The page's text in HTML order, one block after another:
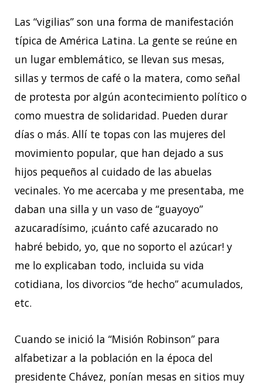
Las “vigilias” son una forma de manifestación
típica de América Latina. La gente se reúne en
un lugar emblemático, se llevan sus mesas,
sillas y termos de café o la matera, como señal
de protesta por algún acontecimiento político o
como muestra de solidaridad. Pueden durar
días o más. Allí te topas con las mujeres del
movimiento popular, que han dejado a sus
hijos pequeños al cuidado de las abuelas
vecinales. Yo me acercaba y me presentaba, me
daban una silla y un vaso de “guayoyo”
azucaradísimo, ¡cuánto café azucarado no
habré bebido, yo, que no soporto el azúcar! y
me lo explicaban todo, incluida su vida
cotidiana, los divorcios “de hecho” acumulados,
etc.
Cuando se inició la “Misión Robinson” para
alfabetizar a la población en la época del
presidente Chávez, ponían mesas en sitios muy